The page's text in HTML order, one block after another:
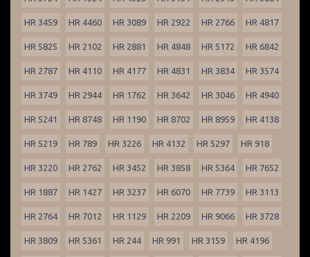
HR 3459 HR 4460 HR 3089 HR 2922 HR 2766 HR 4817
HR 5825 HR 2102 HR 2881 HR 4848 HR 5172 HR 6842
HR 2787 HR 4110 HR 4177 HR 4831 HR 3834 HR 3574
HR 3749 HR 2944 HR 1762 HR 3642 HR 3046 HR 4940
HR 5241 HR 8748 HR 1190 HR 8702 HR 8959 HR 4138
HR 5219 HR 789 HR 3226 HR 4132 HR 5297 HR 918
HR 3220 HR 2762 HR 3452 HR 3858 HR 5364 HR 7652
HR 1887 HR 1427 HR 3237 HR 6070 HR 7739 HR 3113
HR 2764 HR 7012 HR 1129 HR 2209 HR 9066 HR 3728
HR 3809 HR 5361 HR 244 HR 991 HR 3159 HR 4196